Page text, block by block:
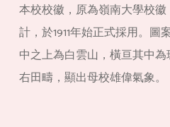
本校校徽，原為嶺南大學校
計，於1911年始正式採用。
中之上為白雲山，橫亘其中
右田疇，顯出母校雄偉氣象。